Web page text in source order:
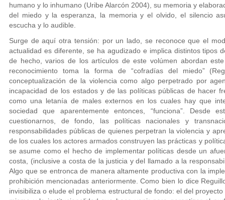
humano y lo inhumano (Uribe Alarcón 2004), su memoria y
del miedo y la esperanza, la memoria y el olvido, el silencio
escucha y lo audible.
Surge de aquí otra tensión: por un lado, se reconoce que el
actualidad es diferente, se ha agudizado e implica distintos tipos
de hecho, varios de los artículos de este volúmen abordan
reconocimiento toma la forma de “cofradías del miedo”
conceptualización de la violencia como algo perpetrado por
incapacidad de los estados y de las políticas públicas de hacer
como una letanía de males externos en los cuales hay que
sociedad que aparentemente entonces, “funciona”. Desde
cuestionarnos, de fondo, las políticas nacionales y
responsabilidades públicas de quienes perpetran la violencia y
de los cuales los actores armados construyen las prácticas y
se asume como el hecho de implementar políticas desde un
costa, (inclusive a costa de la justicia y del llamado a la
Algo que se entronca de manera altamente productiva con la
prohibición mencionadas anteriormente. Como bien lo dice
invisibiliza o elude el problema estructural de fondo: el del